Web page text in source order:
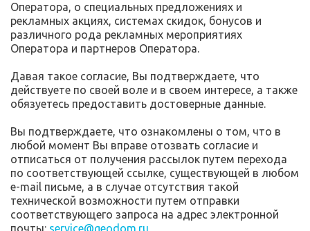
Оператора, о специальных предложениях и
рекламных акциях, системах скидок, бонусов и
различного рода рекламных мероприятиях
Оператора и партнеров Оператора.
Давая такое согласие, Вы подтверждаете, что
действуете по своей воле и в своем интересе, а также
обязуетесь предоставить достоверные данные.
Вы подтверждаете, что ознакомлены о том, что в
любой момент Вы вправе отозвать согласие и
отписаться от получения рассылок путем перехода
по соответствующей ссылке, существующей в любом
e-mail письме, а в случае отсутствия такой
технической возможности путем отправки
соответствующего запроса на адрес электронной
почты: service@geodom.ru.